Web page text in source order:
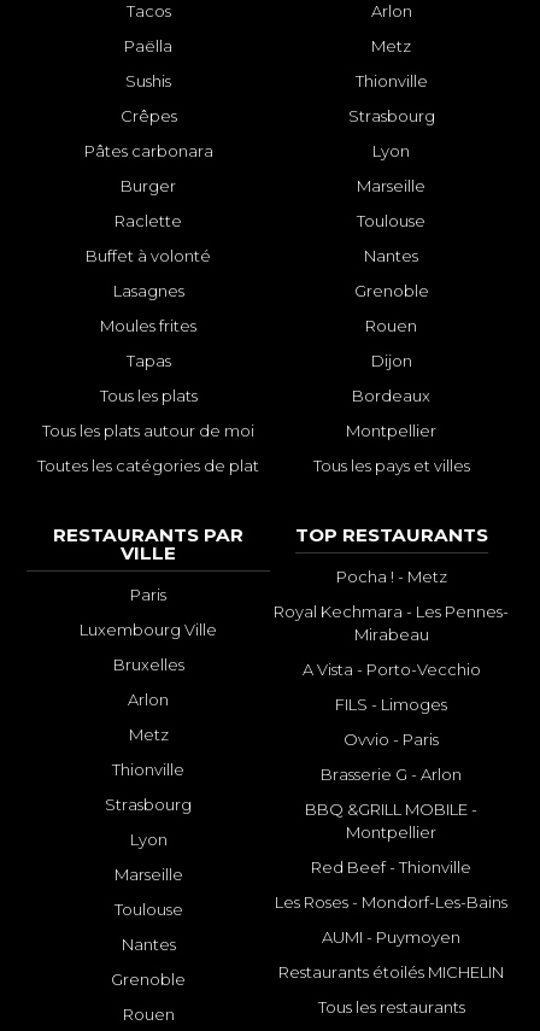
Tacos
Paëlla
Sushis
Crêpes
Pâtes carbonara
Burger
Raclette
Buffet à volonté
Lasagnes
Moules frites
Tapas
Tous les plats
Tous les plats autour de moi
Toutes les catégories de plat
Arlon
Metz
Thionville
Strasbourg
Lyon
Marseille
Toulouse
Nantes
Grenoble
Rouen
Dijon
Bordeaux
Montpellier
Tous les pays et villes
RESTAURANTS PAR
VILLE
Paris
Luxembourg Ville
Bruxelles
Arlon
Metz
Thionville
Strasbourg
Lyon
Marseille
Toulouse
Nantes
Grenoble
Rouen
TOP RESTAURANTS
Pocha ! - Metz
Royal Kechmara - Les Pennes-
Mirabeau
A Vista - Porto-Vecchio
FILS - Limoges
Ovvio - Paris
Brasserie G - Arlon
BBQ &GRILL MOBILE -
Montpellier
Red Beef - Thionville
Les Roses - Mondorf-Les-Bains
AUMI - Puymoyen
Restaurants étoilés MICHELIN
Tous les restaurants